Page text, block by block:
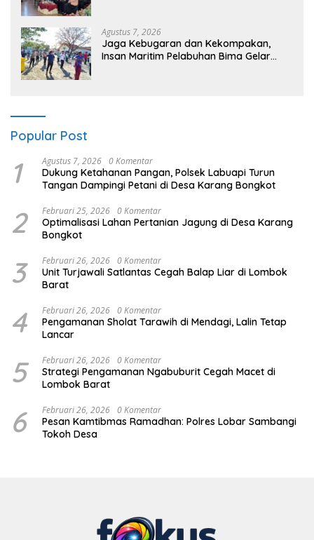
Agustus 7, 2026
Jaga Kebugaran dan Kekompakan,
Insan Maritim Pelabuhan Bima Gelar
Popular Post
1 Agustus 7, 2026 0 Komentar
Dukung Ketahanan Pangan, Polsek Labuapi Turun
Tangan Dampingi Petani di Desa Karang Bongkot
2 Februari 25, 2026 0 Komentar
Optimalisasi Lahan Pertanian Jagung di Desa Karang
Bongkot
3 Februari 26, 2026 0 Komentar
Unit Turjawali Satlantas Cegah Balap Liar di Lombok
Barat
4 Februari 26, 2026 0 Komentar
Pengamanan Sholat Tarawih di Mendagi, Lalin Tetap
Lancar
5 Februari 26, 2026 0 Komentar
Strategi Pengamanan Ngabuburit Cegah Macet di
Lombok Barat
6 Februari 26, 2026 0 Komentar
Pesan Kamtibmas Ramadhan: Polres Lobar Sambangi
Tokoh Desa